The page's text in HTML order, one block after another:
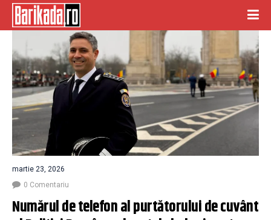
martie 23, 2026
0 Comentariu
Numărul de telefon al purtătorului de cuvânt